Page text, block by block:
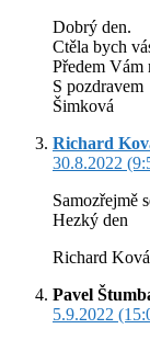
Dobrý den.
Ctěla bych
Předem Vám
S pozdravem
Šimková
Richard
30.8.2022
Samozřejmě
Hezký den
Richard
Pavel
5.9.2022